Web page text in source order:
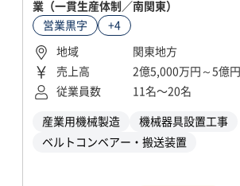
業（一貫生産体制／南関東）
営業黒字
+4
地域
関東地方
売上高
2億5,000万円～5億円
従業員数
11名〜20名
産業用機械製造
機械器具設置工事
ベルトコンベアー・搬送装置